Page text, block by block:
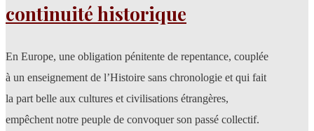
continuité historique
En Europe, une obligation pénitente de repentance, couplée
à un enseignement de l’Histoire sans chronologie et qui fait
la part belle aux cultures et civilisations étrangères,
empêchent notre peuple de convoquer son passé collectif.